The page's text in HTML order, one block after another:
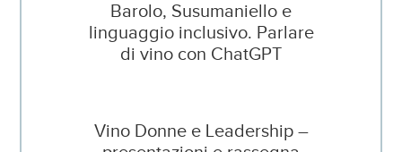
Barolo, Susumaniello e
linguaggio inclusivo. Parlare
di vino con ChatGPT
Vino Donne e Leadership –